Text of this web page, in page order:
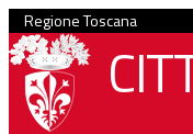
Regione Toscana